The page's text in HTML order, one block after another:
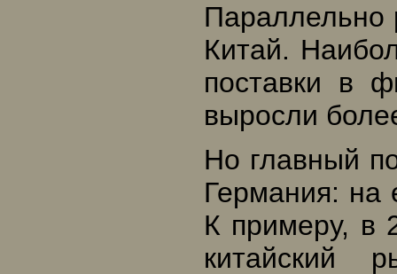
Параллельно
Китай.
поставки в
выросли
Но главный
Германия: на
К примеру, в
китайский